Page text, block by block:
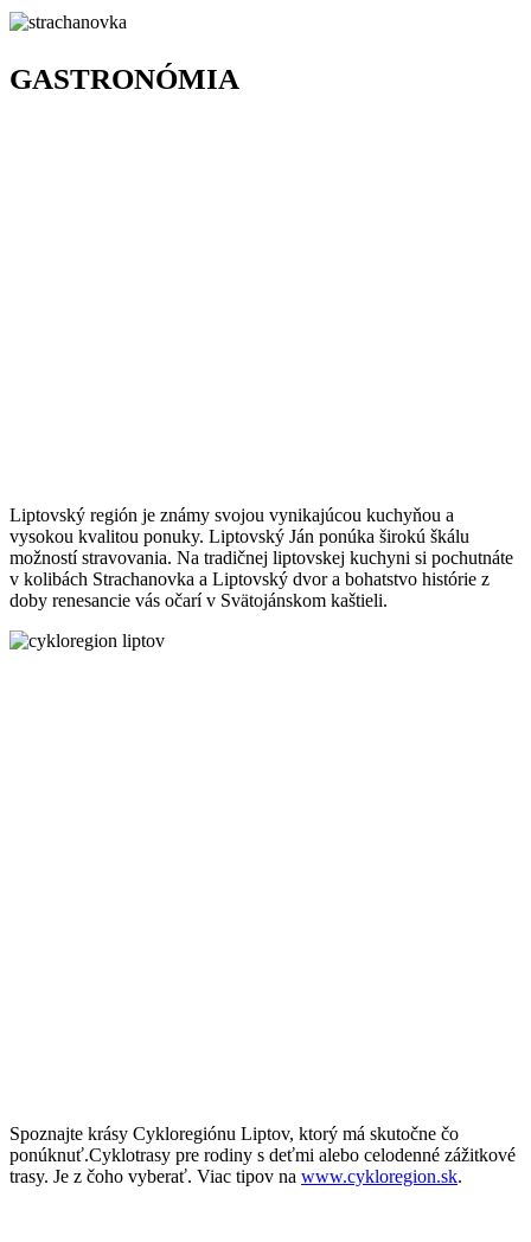
GASTRONÓMIA
Liptovský región je známy svojou vynikajúcou kuchyňou a
vysokou kvalitou ponuky. Liptovský Ján ponúka širokú škálu
možností stravovania. Na tradičnej liptovskej kuchyni si pochutnáte
v kolibách Strachanovka a Liptovský dvor a bohatstvo histórie z
doby renesancie vás očarí v Svätojánskom kaštieli.
Spoznajte krásy Cykloregiónu Liptov, ktorý má skutočne čo
ponúknuť.Cyklotrasy pre rodiny s deťmi alebo celodenné zážitkové
trasy. Je z čoho vyberať. Viac tipov na www.cykloregion.sk.